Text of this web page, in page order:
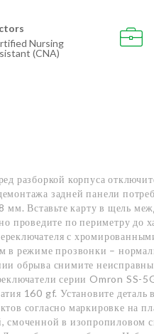
Nursing
(CNA)
разборкой корпуса
задней панели
мм. Вставьте карту в щель
проведите по периметру до
с
в режиме прозвонки –
обрыва снимите
серии Omron SS-
160 gf. Установите деталь
согласно маркировке на
смоченной в изопропиловом